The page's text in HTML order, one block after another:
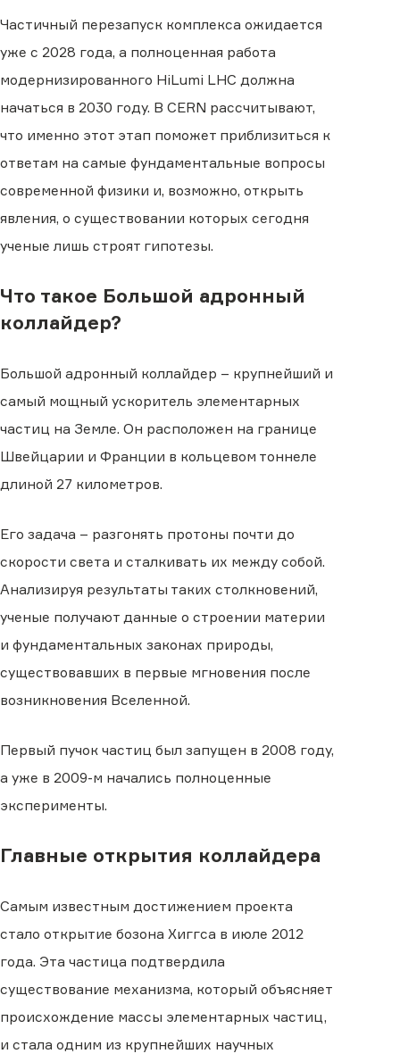
Частичный перезапуск комплекса ожидается
уже с 2028 года, а полноценная работа
модернизированного HiLumi LHC должна
начаться в 2030 году. В CERN рассчитывают,
что именно этот этап поможет приблизиться к
ответам на самые фундаментальные вопросы
современной физики и, возможно, открыть
явления, о существовании которых сегодня
ученые лишь строят гипотезы.
Что такое Большой адронный
коллайдер?
Большой адронный коллайдер – крупнейший и
самый мощный ускоритель элементарных
частиц на Земле. Он расположен на границе
Швейцарии и Франции в кольцевом тоннеле
длиной 27 километров.
Его задача – разгонять протоны почти до
скорости света и сталкивать их между собой.
Анализируя результаты таких столкновений,
ученые получают данные о строении материи
и фундаментальных законах природы,
существовавших в первые мгновения после
возникновения Вселенной.
Первый пучок частиц был запущен в 2008 году,
а уже в 2009-м начались полноценные
эксперименты.
Главные открытия коллайдера
Самым известным достижением проекта
стало открытие бозона Хиггса в июле 2012
года. Эта частица подтвердила
существование механизма, который объясняет
происхождение массы элементарных частиц,
и стала одним из крупнейших научных